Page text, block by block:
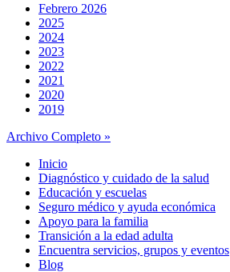
Febrero 2026
2025
2024
2023
2022
2021
2020
2019
Archivo Completo »
Inicio
Diagnóstico y cuidado de la salud
Educación y escuelas
Seguro médico y ayuda económica
Apoyo para la familia
Transición a la edad adulta
Encuentra servicios, grupos y eventos
Blog